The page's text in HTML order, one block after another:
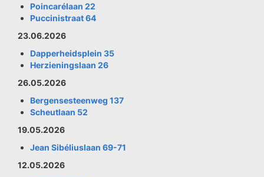
Poincarélaan 22
Puccinistraat 64
23.06.2026
Dapperheidsplein 35
Herzieningslaan 26
26.05.2026
Bergensesteenweg 137
Scheutlaan 52
19.05.2026
Jean Sibéliuslaan 69-71
12.05.2026